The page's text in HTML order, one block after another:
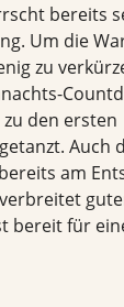
bereits
Um die
zu
den ersten
Auch
am
bereit für